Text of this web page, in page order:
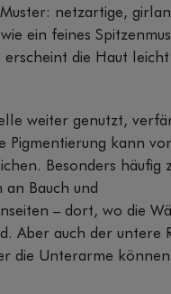
netzartige,
ein feines
erscheint die Haut
weiter genutzt,
Pigmentierung kann
Besonders häufig
an Bauch und
– dort, wo die
Aber auch der untere
die Unterarme